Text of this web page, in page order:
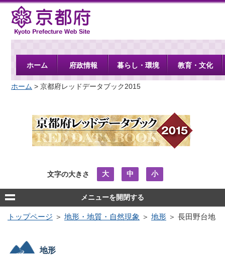
京都府
ホーム 府政情報 暮らし・環境 教育・文化
ホーム > 京都府レッドデータブック2015
文字の大きさ 大 中 小
メニューを開閉する
トップページ ＞ 地形・地質・自然現象 ＞ 地形 ＞ 長田野台地
地形